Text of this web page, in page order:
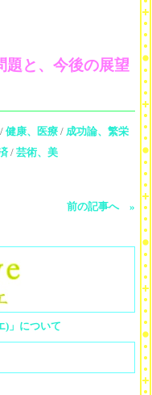
題と、今後の展望
/ 健康、医療 / 成功論、繁栄
/ 芸術、美
前の記事へ »
)」について